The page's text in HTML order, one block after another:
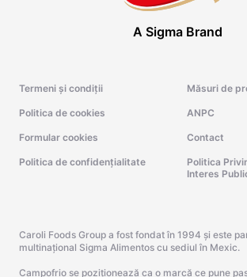
A Sigma Brand
Termeni și condiții
Politica de cookies
Formular cookies
Politica de confidențialitate
Măsuri de
ANPC
Contact
Politica
Interes
Caroli Foods Group a fost fondat în 1994 și este
multinațional Sigma Alimentos cu sediul în Mexic.
Campofrio se poziționează ca o marcă ce pune